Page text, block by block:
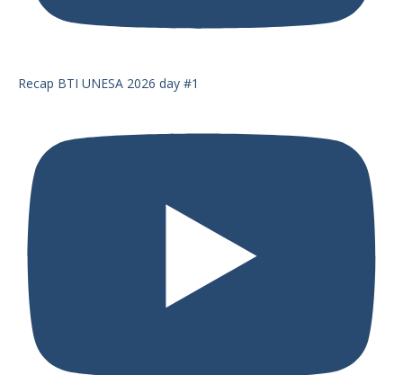
Recap BTI UNESA 2026 day #1